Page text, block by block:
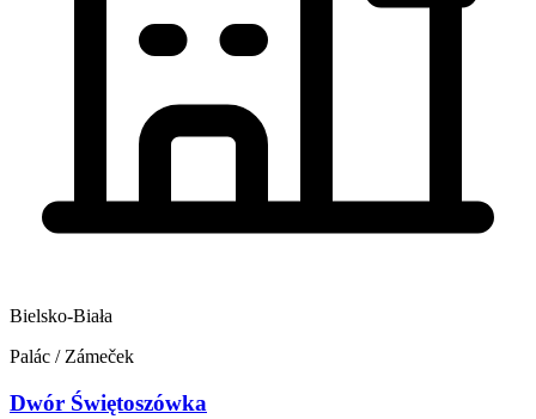
Bielsko-Biała
Palác / Zámeček
Dwór Świętoszówka